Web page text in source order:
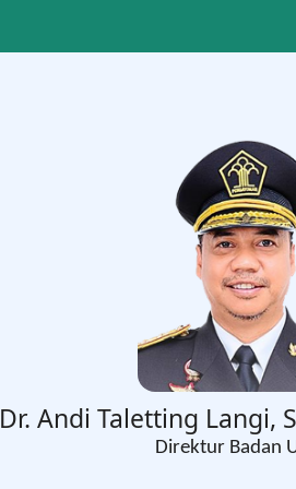
Dr. Andi Taletting Langi,
Direktur Badan